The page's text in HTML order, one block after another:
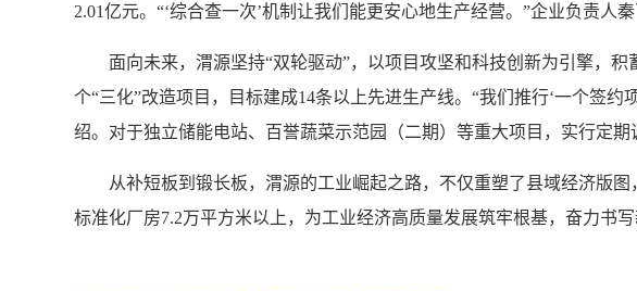
2.01亿元。“‘综合查一次’机制让我们能更安心地生产经营。”企业负责人
面向未来，渭源坚持“双轮驱动”，以项目攻坚和科技创新为引擎，积
个“三化”改造项目，目标建成14条以上先进生产线。“我们推行‘一个签
绍。对于独立储能电站、百誉蔬菜示范园（二期）等重大项目，实行定期
从补短板到锻长板，渭源的工业崛起之路，不仅重塑了县域经济版图
标准化厂房7.2万平方米以上，为工业经济高质量发展筑牢根基，奋力书写